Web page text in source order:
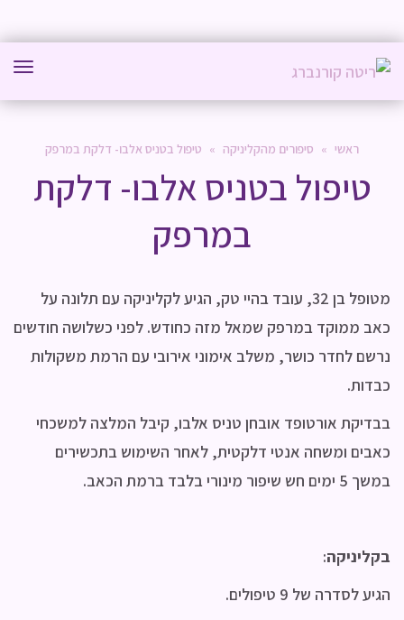
ראשי » סיפורים מהקליניקה » טיפול בטניס אלבו- דלקת במרפק
טיפול בטניס אלבו- דלקת
במרפק
מטופל בן 32, עובד בהיי טק, הגיע לקליניקה עם תלונה על
כאב ממוקד במרפק שמאל מזה כחודש. לפני כשלושה חודשים
נרשם לחדר כושר, משלב אימוני אירובי עם הרמת משקולות
כבדות.
בבדיקת אורטופד אובחן טניס אלבו, קיבל המלצה למשכחי
כאבים ומשחה אנטי דלקטית, לאחר השימוש בתכשירים
במשך 5 ימים חש שיפור מינורי בלבד ברמת הכאב.
בקליניקה:
הגיע לסדרה של 9 טיפולים.